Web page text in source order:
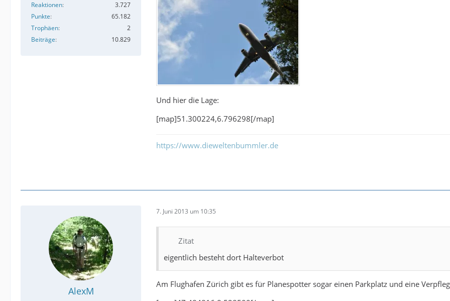
Reaktionen
3.727
Punkte
65.182
Trophäen
2
Beiträge
10.829
Und hier die Lage:
[map]51.300224,6.796298[/map]
https://www.dieweltenbummler.de
AlexM
7. Juni 2013 um 10:35
Zitat
eigentlich besteht dort Halteverbot
Am Flughafen Zürich gibt es für Planespotter sogar einen Parkplatz und eine